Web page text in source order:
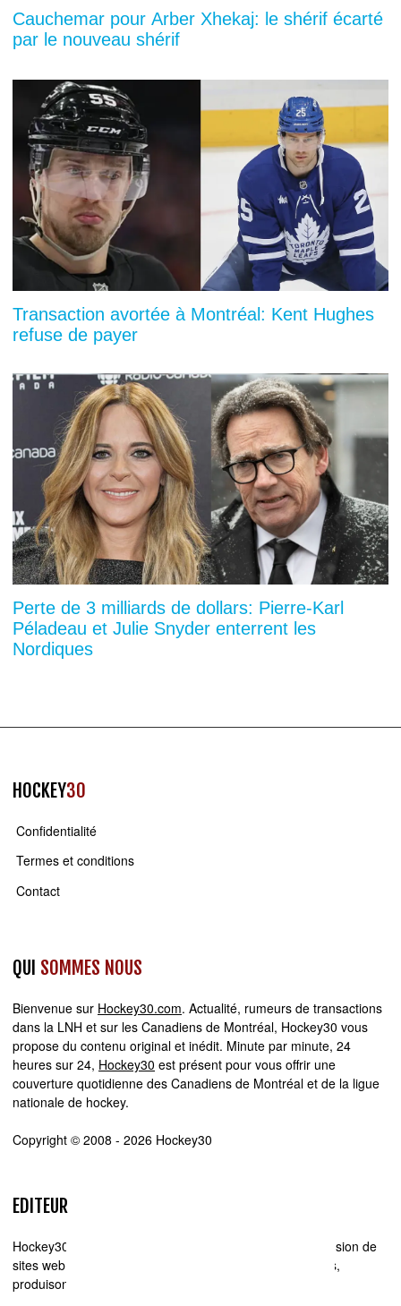
Cauchemar pour Arber Xhekaj: le shérif écarté
par le nouveau shérif
Transaction avortée à Montréal: Kent Hughes
refuse de payer
Perte de 3 milliards de dollars: Pierre-Karl
Péladeau et Julie Snyder enterrent les
Nordiques
HOCKEY30
Confidentialité
Termes et conditions
Contact
QUI SOMMES NOUS
Bienvenue sur Hockey30.com. Actualité, rumeurs de transactions
dans la LNH et sur les Canadiens de Montréal, Hockey30 vous
propose du contenu original et inédit. Minute par minute, 24
heures sur 24, Hockey30 est présent pour vous offrir une
couverture quotidienne des Canadiens de Montréal et de la ligue
nationale de hockey.
Copyright © 2008 - 2026 Hockey30
EDITEUR
Hockey30.com se spécialise dans la production et la diffusion de
sites web d'actualité. Chez Hockey30.com, nous écrivons,
produisons et réalisons les projets médiatiques de A à Z.